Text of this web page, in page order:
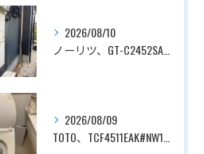
2026/08/10
2026/08/09